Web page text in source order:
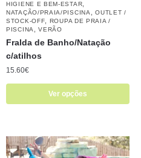
HIGIENE E BEM-ESTAR
NATAÇÃO/PRAIA/PISCINA ,OUTLET /
STOCK-OFF
ROUPA DE PRAIA /
PISCINA
,VERÃO
Fralda de Banho/Natação
c/atilhos
15.60€
Ver opções